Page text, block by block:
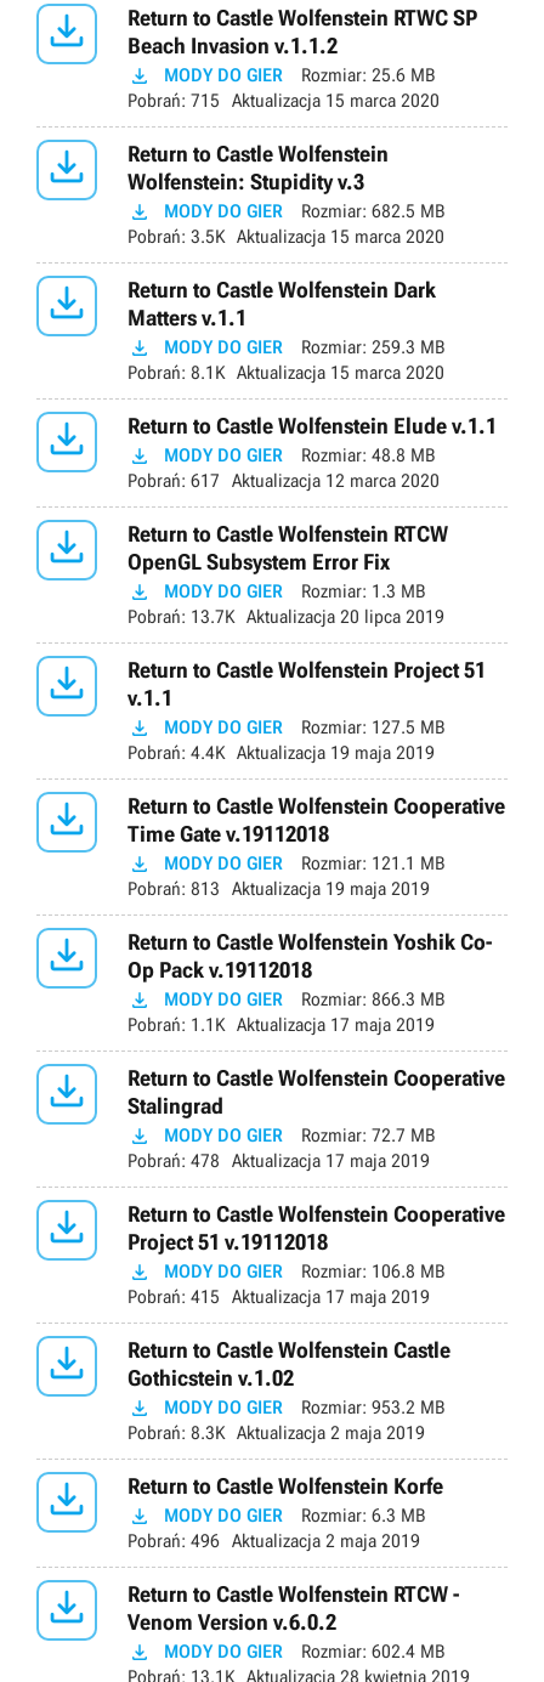

Return to Castle Wolfenstein RTWC SP
Beach Invasion v.1.1.2
 MODY DO GIER Rozmiar: 25.6 MB
Pobrań: 715 Aktualizacja 15 marca 2020

Return to Castle Wolfenstein
Wolfenstein: Stupidity v.3
 MODY DO GIER Rozmiar: 682.5 MB
Pobrań: 3.5K Aktualizacja 15 marca 2020

Return to Castle Wolfenstein Dark
Matters v.1.1
 MODY DO GIER Rozmiar: 259.3 MB
Pobrań: 8.1K Aktualizacja 15 marca 2020
 Return to Castle Wolfenstein Elude v.1.1
 MODY DO GIER Rozmiar: 48.8 MB
Pobrań: 617 Aktualizacja 12 marca 2020

Return to Castle Wolfenstein RTCW
OpenGL Subsystem Error Fix
 MODY DO GIER Rozmiar: 1.3 MB
Pobrań: 13.7K Aktualizacja 20 lipca 2019

Return to Castle Wolfenstein Project 51
v.1.1
 MODY DO GIER Rozmiar: 127.5 MB
Pobrań: 4.4K Aktualizacja 19 maja 2019

Return to Castle Wolfenstein Cooperative
Time Gate v.19112018
 MODY DO GIER Rozmiar: 121.1 MB
Pobrań: 813 Aktualizacja 19 maja 2019

Return to Castle Wolfenstein Yoshik Co-
Op Pack v.19112018
 MODY DO GIER Rozmiar: 866.3 MB
Pobrań: 1.1K Aktualizacja 17 maja 2019

Return to Castle Wolfenstein Cooperative
Stalingrad
 MODY DO GIER Rozmiar: 72.7 MB
Pobrań: 478 Aktualizacja 17 maja 2019

Return to Castle Wolfenstein Cooperative
Project 51 v.19112018
 MODY DO GIER Rozmiar: 106.8 MB
Pobrań: 415 Aktualizacja 17 maja 2019

Return to Castle Wolfenstein Castle
Gothicstein v.1.02
 MODY DO GIER Rozmiar: 953.2 MB
Pobrań: 8.3K Aktualizacja 2 maja 2019
 Return to Castle Wolfenstein Korfe
 MODY DO GIER Rozmiar: 6.3 MB
Pobrań: 496 Aktualizacja 2 maja 2019

Return to Castle Wolfenstein RTCW -
Venom Version v.6.0.2
 MODY DO GIER Rozmiar: 602.4 MB
Pobrań: 13.1K Aktualizacja 28 kwietnia 2019